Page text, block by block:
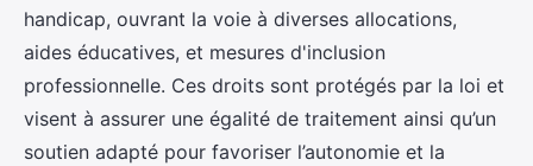
handicap, ouvrant la voie à diverses allocations,
aides éducatives, et mesures d'inclusion
professionnelle. Ces droits sont protégés par la loi et
visent à assurer une égalité de traitement ainsi qu’un
soutien adapté pour favoriser l’autonomie et la